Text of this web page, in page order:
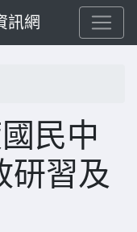
訊網
民中
研習及